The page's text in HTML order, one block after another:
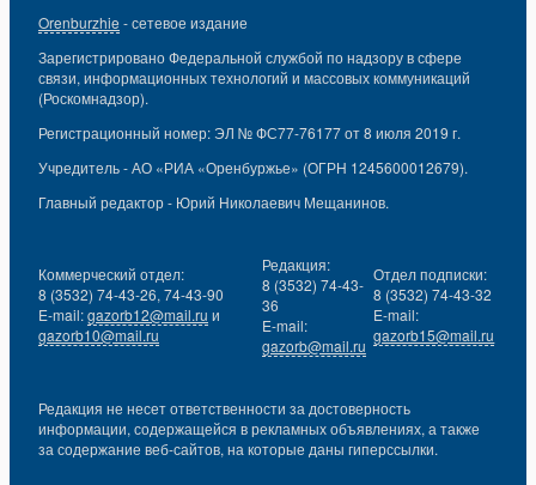
Orenburzhie - сетевое издание
Зарегистрировано Федеральной службой по надзору в сфере
связи, информационных технологий и массовых коммуникаций
(Роскомнадзор).
Регистрационный номер: ЭЛ № ФС77-76177 от 8 июля 2019 г.
Учредитель - АО «РИА «Оренбуржье» (ОГРН 1245600012679).
Главный редактор - Юрий Николаевич Мещанинов.
Коммерческий отдел:
8 (3532) 74-43-26, 74-43-90
E-mail:gazorb12@mail.ru и
gazorb10@mail.ru
Редакция:
8 (3532) 74-43-
36
E-mail:
gazorb@mail.ru
Отдел подписки:
8 (3532) 74-43-32
E-mail:
gazorb15@mail.ru
Редакция не несет ответственности за достоверность
информации, содержащейся в рекламных объявлениях, а также
за содержание веб-сайтов, на которые даны гиперссылки.